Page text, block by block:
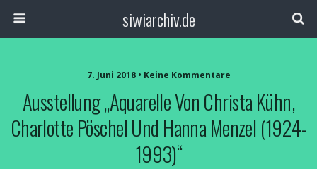
siwiarchiv.de
7. Juni 2018 • Keine Kommentare
Ausstellung „Aquarelle Von Christa Kühn,
Charlotte Pöschel Und Hanna Menzel (1924-
1993)“